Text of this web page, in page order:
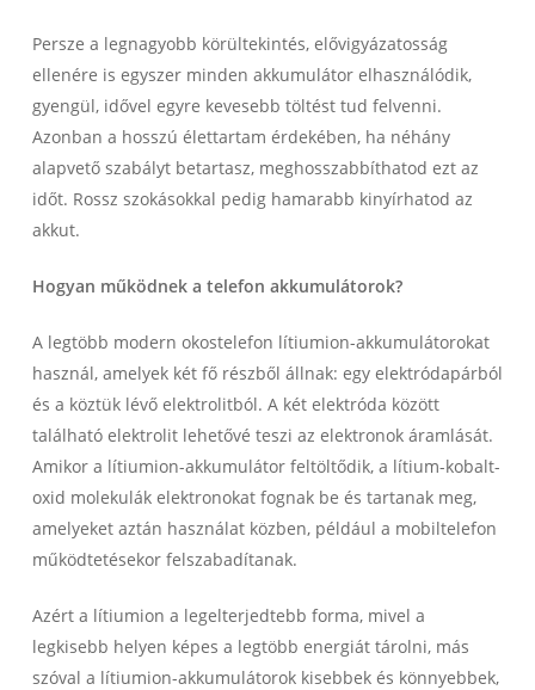
Persze a legnagyobb körültekintés, elővigyázatosság
ellenére is egyszer minden akkumulátor elhasználódik,
gyengül, idővel egyre kevesebb töltést tud felvenni.
Azonban a hosszú élettartam érdekében, ha néhány
alapvető szabályt betartasz, meghosszabbíthatod ezt az
időt. Rossz szokásokkal pedig hamarabb kinyírhatod az
akkut.
Hogyan működnek a telefon akkumulátorok?
A legtöbb modern okostelefon lítiumion-akkumulátorokat
használ, amelyek két fő részből állnak: egy elektródapárból
és a köztük lévő elektrolitból. A két elektróda között
található elektrolit lehetővé teszi az elektronok áramlását.
Amikor a lítiumion-akkumulátor feltöltődik, a lítium-kobalt-
oxid molekulák elektronokat fognak be és tartanak meg,
amelyeket aztán használat közben, például a mobiltelefon
működtetésekor felszabadítanak.
Azért a lítiumion a legelterjedtebb forma, mivel a
legkisebb helyen képes a legtöbb energiát tárolni, más
szóval a lítiumion-akkumulátorok kisebbek és könnyebbek,